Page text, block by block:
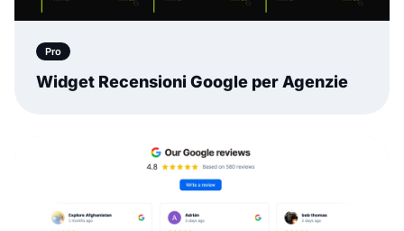
Pro
Widget Recensioni Google per Agenzie